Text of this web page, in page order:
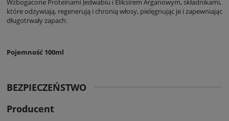
Wzbogacone Proteinami Jedwabiu i Eliksirem Arganowym, składnikami,
które odżywiają, regenerują i chronią włosy, pielęgnując je i zapewniając
długotrwały zapach.
Pojemność 100ml
BEZPIECZEŃSTWO
Producent